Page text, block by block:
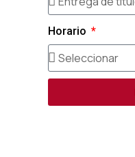
Horario